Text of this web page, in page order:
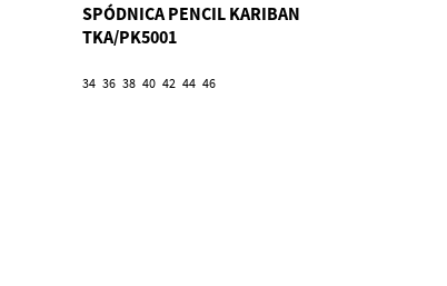
SPÓDNICA PENCIL KARIBAN
TKA/PK5001
34 36 38 40 42 44 46